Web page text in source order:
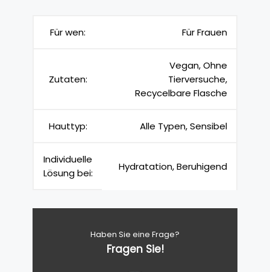
Für wen: Für Frauen
Zutaten:
Vegan, Ohne
Tierversuche,
Recycelbare Flasche
Hauttyp: Alle Typen, Sensibel
Individuelle
Lösung bei:
Hydratation, Beruhigend
Haben Sie eine Frage?
Fragen Sie!